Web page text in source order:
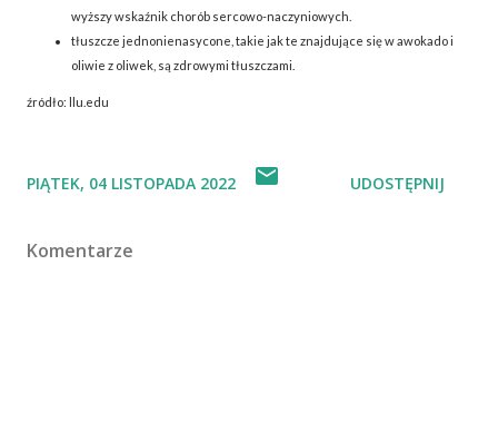
wyższy wskaźnik chorób sercowo-naczyniowych.
tłuszcze jednonienasycone, takie jak te znajdujące się w awokado i
oliwie z oliwek, są zdrowymi tłuszczami.
źródło: llu.edu
PIĄTEK, 04 LISTOPADA 2022 UDOSTĘPNIJ
Komentarze